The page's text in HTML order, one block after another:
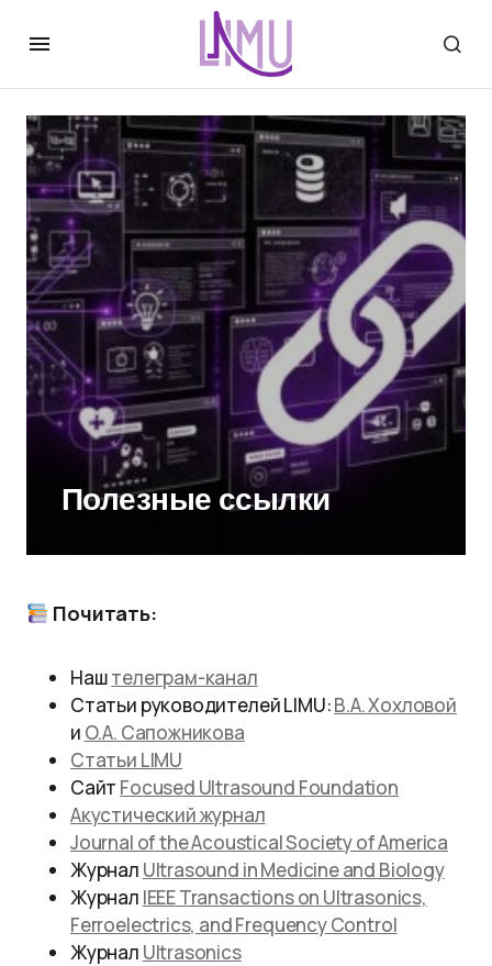
Полезные ссылки
Почитать:
Наштелеграм-канал
Статьи руководителей LIMU:В.А. Хохловой
и О.А. Сапожникова
Статьи LIMU
Сайт Focused Ultrasound Foundation
Акустический журнал
Journal of the Acoustical Society of America
Журнал Ultrasound in Medicine and Biology
Журнал IEEE Transactions on Ultrasonics,
Ferroelectrics, and Frequency Control
Журнал Ultrasonics